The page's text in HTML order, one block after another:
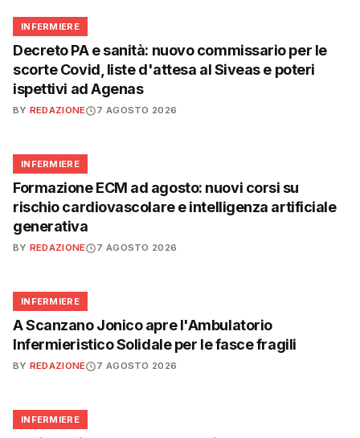
🩺
INFERMIERE
Decreto PA e sanità: nuovo commissario per le
scorte Covid, liste d'attesa al Siveas e poteri
ispettivi ad Agenas
BY REDAZIONE 7 AGOSTO 2026
🩺
INFERMIERE
Formazione ECM ad agosto: nuovi corsi su
rischio cardiovascolare e intelligenza artificiale
generativa
BY REDAZIONE 7 AGOSTO 2026
🩺
INFERMIERE
A Scanzano Jonico apre l'Ambulatorio
Infermieristico Solidale per le fasce fragili
BY REDAZIONE 7 AGOSTO 2026
🩺
INFERMIERE